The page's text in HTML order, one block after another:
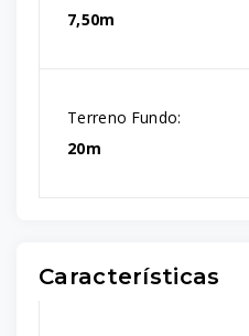
7,50m
Terreno Fundo:
20m
Características